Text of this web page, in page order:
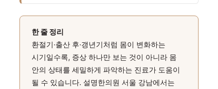
한 줄 정리
환절기·출산 후·갱년기처럼 몸이 변화하는
시기일수록, 증상 하나만 보는 것이 아니라 몸
안의 상태를 세밀하게 파악하는 진료가 도움이
될 수 있습니다. 설명한의원 서울 강남에서는